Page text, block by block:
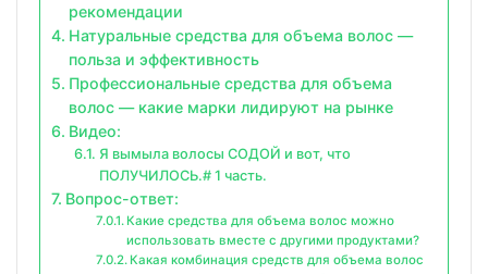
рекомендации
Натуральные средства для объема волос —
польза и эффективность
Профессиональные средства для объема
волос — какие марки лидируют на рынке
Видео:
Я вымыла волосы СОДОЙ и вот, что
ПОЛУЧИЛОСЬ.# 1 часть.
Вопрос-ответ:
Какие средства для объема волос можно
использовать вместе с другими продуктами?
Какая комбинация средств для объема волос